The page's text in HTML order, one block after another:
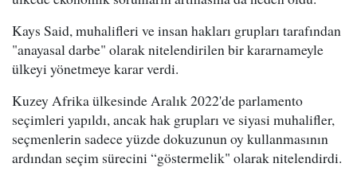
Kays Said, muhalifleri ve insan hakları grupları tarafından
"anayasal darbe" olarak nitelendirilen bir kararnameyle
ülkeyi yönetmeye karar verdi.
Kuzey Afrika ülkesinde Aralık 2022'de parlamento
seçimleri yapıldı, ancak hak grupları ve siyasi muhalifler,
seçmenlerin sadece yüzde dokuzunun oy kullanmasının
ardından seçim sürecini “göstermelik" olarak nitelendirdi.